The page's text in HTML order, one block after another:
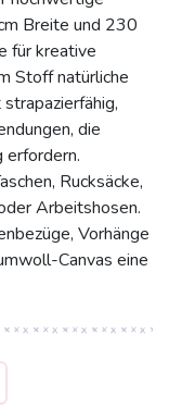
Breite und 230
für kreative
Stoff natürliche
die
erfordern.
Rucksäcke,
Arbeitshosen.
Vorhänge
Canvas eine